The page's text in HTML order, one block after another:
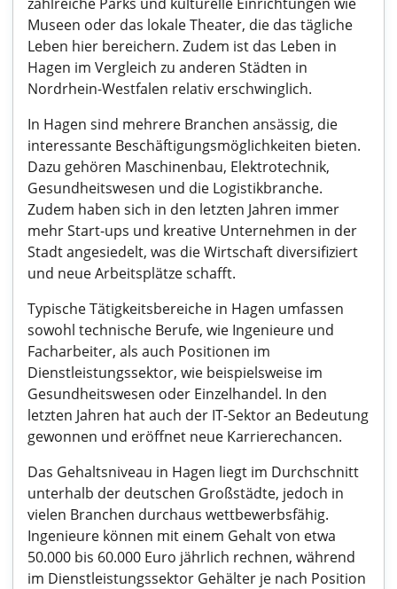
Museen oder das lokale Theater, die das tägliche
Leben hier bereichern. Zudem ist das Leben in
Hagen im Vergleich zu anderen Städten in
Nordrhein-Westfalen relativ erschwinglich.
In Hagen sind mehrere Branchen ansässig, die
interessante Beschäftigungsmöglichkeiten bieten.
Dazu gehören Maschinenbau, Elektrotechnik,
Gesundheitswesen und die Logistikbranche.
Zudem haben sich in den letzten Jahren immer
mehr Start-ups und kreative Unternehmen in der
Stadt angesiedelt, was die Wirtschaft diversifiziert
und neue Arbeitsplätze schafft.
Typische Tätigkeitsbereiche in Hagen umfassen
sowohl technische Berufe, wie Ingenieure und
Facharbeiter, als auch Positionen im
Dienstleistungssektor, wie beispielsweise im
Gesundheitswesen oder Einzelhandel. In den
letzten Jahren hat auch der IT-Sektor an Bedeutung
gewonnen und eröffnet neue Karrierechancen.
Das Gehaltsniveau in Hagen liegt im Durchschnitt
unterhalb der deutschen Großstädte, jedoch in
vielen Branchen durchaus wettbewerbsfähig.
Ingenieure können mit einem Gehalt von etwa
50.000 bis 60.000 Euro jährlich rechnen, während
im Dienstleistungssektor Gehälter je nach Position